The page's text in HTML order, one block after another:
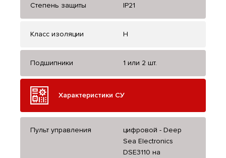
Степень защиты IP21
Класс изоляции H
Подшипники 1 или 2 шт.
Характеристики СУ
Пульт управления
цифровой - Deep
Sea Electronics
DSE3110 на